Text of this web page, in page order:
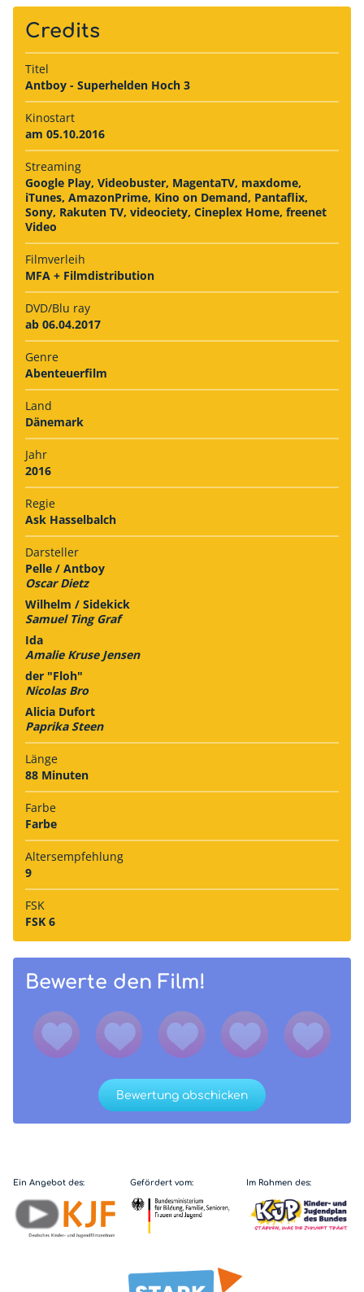
Credits
Titel
Antboy - Superhelden Hoch 3
Kinostart
am 05.10.2016
Streaming
Google Play, Videobuster, MagentaTV, maxdome,
iTunes, AmazonPrime, Kino on Demand, Pantaflix,
Sony, Rakuten TV, videociety, Cineplex Home, freenet
Video
Filmverleih
MFA + Filmdistribution
DVD/Blu ray
ab 06.04.2017
Genre
Abenteuerfilm
Land
Dänemark
Jahr
2016
Regie
Ask Hasselbalch
Darsteller
Pelle / Antboy
Oscar Dietz
Wilhelm / Sidekick
Samuel Ting Graf
Ida
Amalie Kruse Jensen
der "Floh"
Nicolas Bro
Alicia Dufort
Paprika Steen
Länge
88 Minuten
Farbe
Farbe
Alters­empfehlung
9
FSK
FSK 6
Bewerte den Film!
Bewertung abschicken
Ein Angebot des: Gefördert vom: Im Rahmen des: